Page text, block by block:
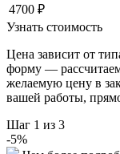
4700 ₽
Узнать стоимость
Цена зависит от
форму —
желаемую цену в
вашей работы,
Шаг 1 из 3
-5%